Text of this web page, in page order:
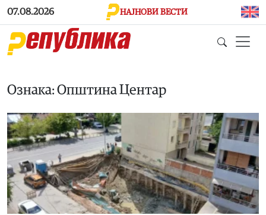
Skip to main content
07.08.2026 НАЈНОВИ ВЕСТИ
Ознака: Општина Центар